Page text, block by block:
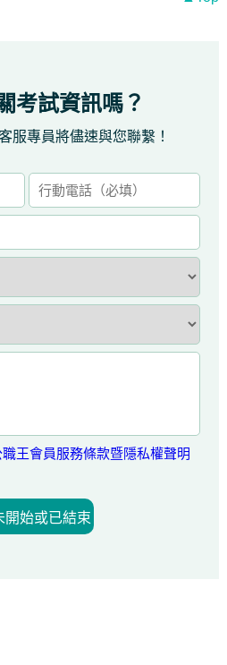
考試資訊嗎？
服專員將儘速與您聯繫！
職王會員服務條款暨隱私權聲明
開始或已結束